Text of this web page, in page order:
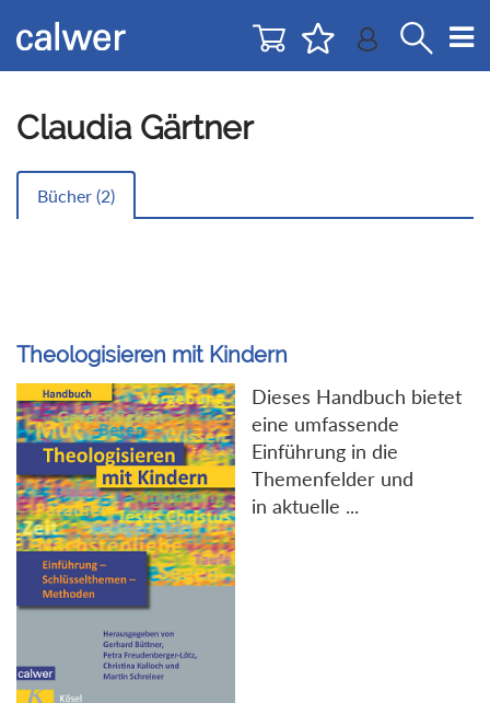
zur
Navigation
zum
Inhalt
Claudia Gärtner
Bücher (2)
Theologisieren mit Kindern
Dieses Handbuch bietet
eine umfassende
Einführung in die
Themenfelder und
in aktuelle ...